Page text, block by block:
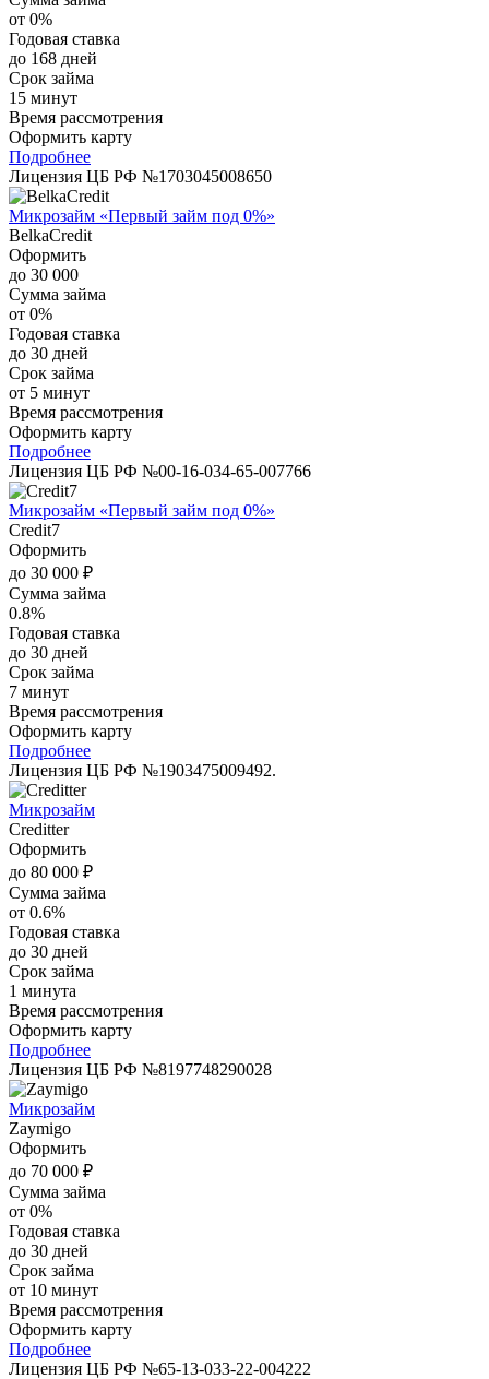
от 0%
Годовая ставка
до 168 дней
Срок займа
15 минут
Время рассмотрения
Оформить карту
Подробнее
Лицензия ЦБ РФ №1703045008650
Микрозайм «Первый займ под 0%»
BelkaCredit
Оформить
до 30 000
Сумма займа
от 0%
Годовая ставка
до 30 дней
Срок займа
от 5 минут
Время рассмотрения
Оформить карту
Подробнее
Лицензия ЦБ РФ №00-16-034-65-007766
Микрозайм «Первый займ под 0%»
Credit7
Оформить
до 30 000 ₽
Сумма займа
0.8%
Годовая ставка
до 30 дней
Срок займа
7 минут
Время рассмотрения
Оформить карту
Подробнее
Лицензия ЦБ РФ №1903475009492.
Микрозайм
Creditter
Оформить
до 80 000 ₽
Сумма займа
от 0.6%
Годовая ставка
до 30 дней
Срок займа
1 минута
Время рассмотрения
Оформить карту
Подробнее
Лицензия ЦБ РФ №8197748290028
Микрозайм
Zaymigo
Оформить
до 70 000 ₽
Сумма займа
от 0%
Годовая ставка
до 30 дней
Срок займа
от 10 минут
Время рассмотрения
Оформить карту
Подробнее
Лицензия ЦБ РФ №65-13-033-22-004222